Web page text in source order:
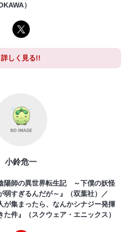
）
詳しく見る!!
小鈴危一
陽師の異世界転生記 ～下僕の妖怪
弱すぎるんだが～』（双葉社）／
が集まったら、なんかシナジー発揮
た件』（スクウェア・エニックス）